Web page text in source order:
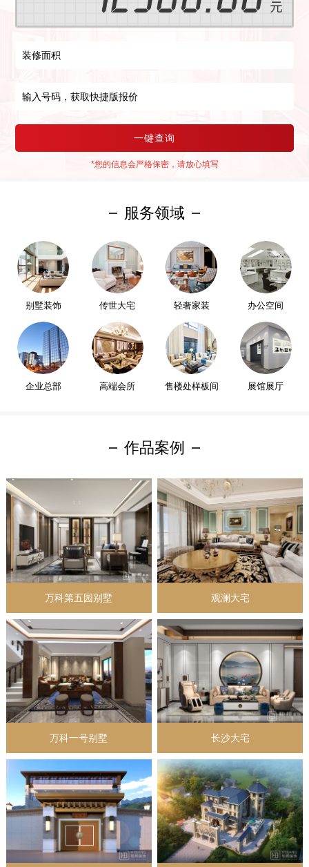
一键查询
*您的信息会严格保密，请放心填写
服务领域
别墅装饰 传世大宅 轻奢家装 办公空间
企业总部 高端会所 售楼处样板间 展馆展厅
作品案例
万科第五园别墅 观澜大宅
万科一号别墅 长沙大宅